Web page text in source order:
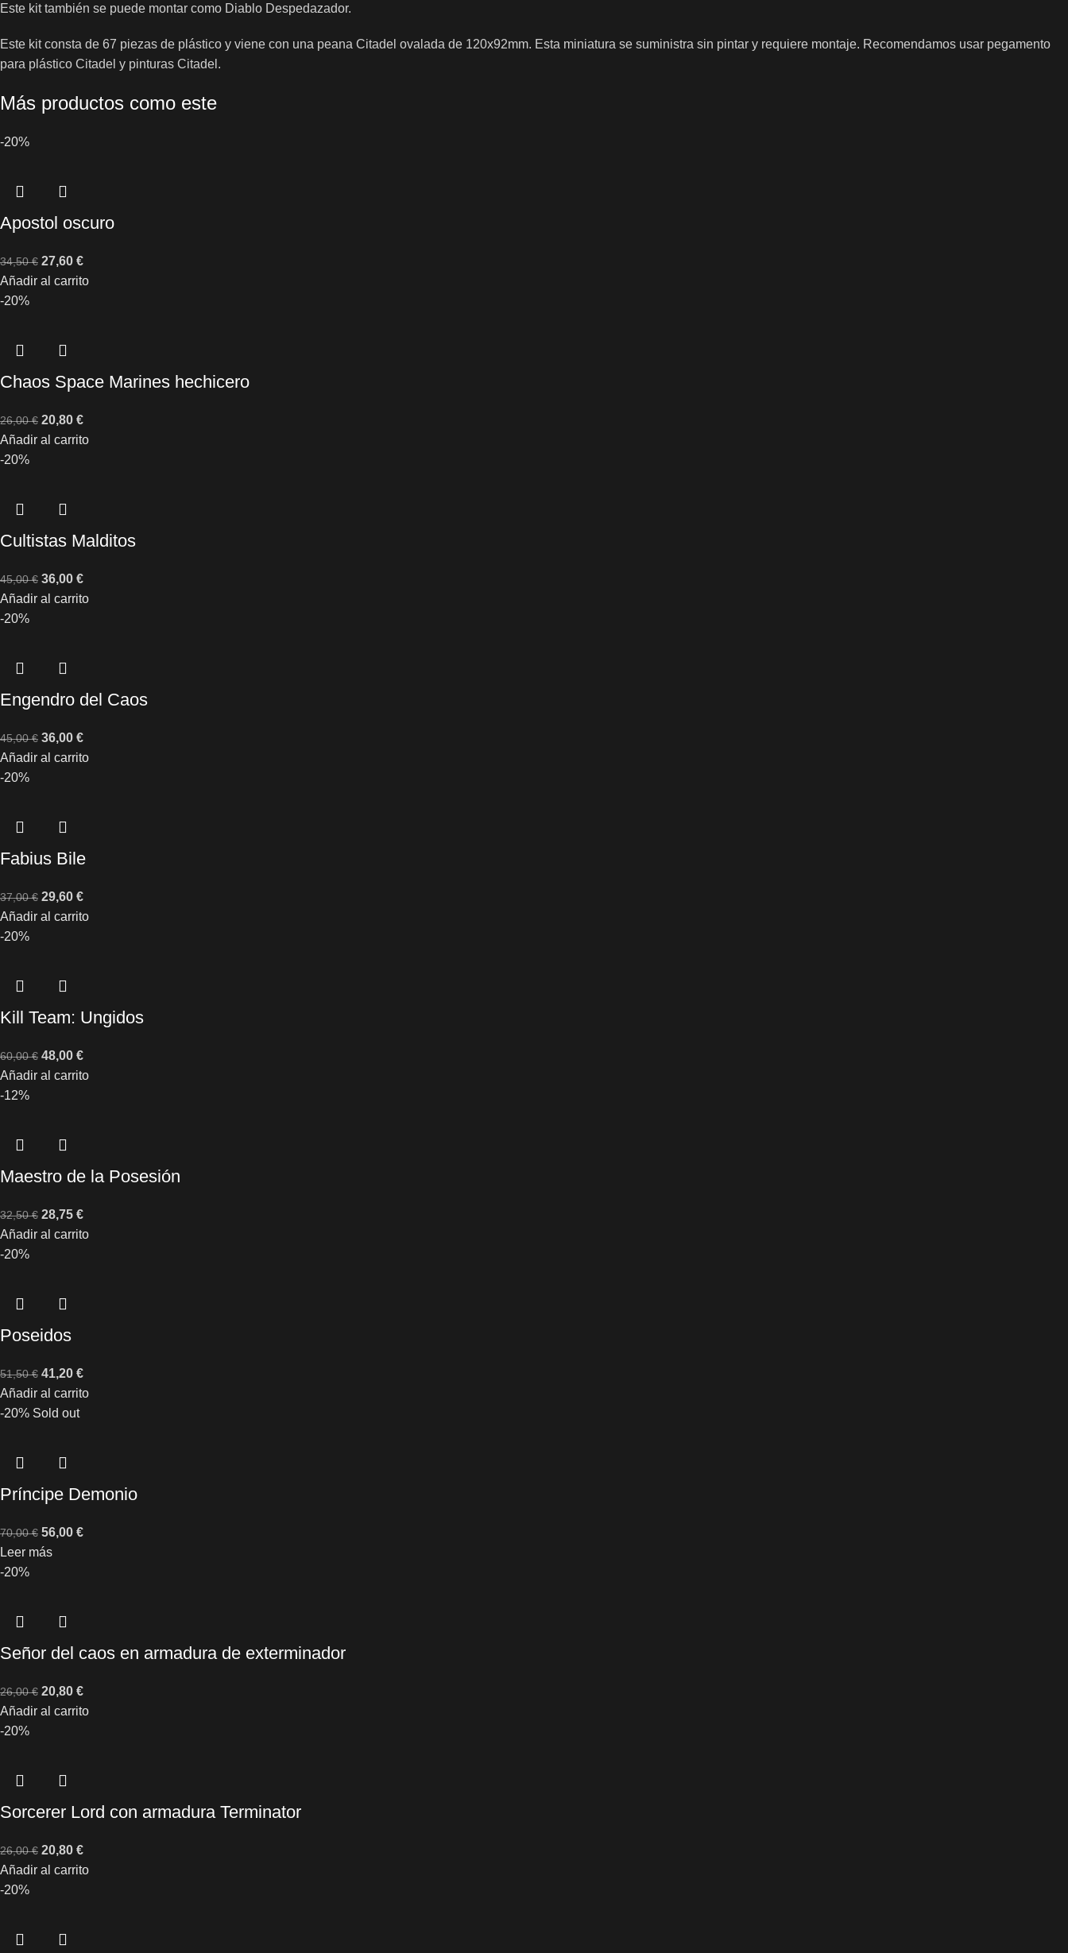
Este kit también se puede montar como Diablo Despedazador.
Este kit consta de 67 piezas de plástico y viene con una peana Citadel ovalada de 120x92mm. Esta miniatura se suministra sin pintar y requiere montaje. Recomendamos usar pegamento
para plástico Citadel y pinturas Citadel.
Más productos como este
-20%
Apostol oscuro
34,50€ 27,60 €
Añadir al carrito
-20%
Chaos Space Marines hechicero
26,00€ 20,80 €
Añadir al carrito
-20%
Cultistas Malditos
45,00€ 36,00 €
Añadir al carrito
-20%
Engendro del Caos
45,00€ 36,00 €
Añadir al carrito
-20%
Fabius Bile
37,00€ 29,60 €
Añadir al carrito
-20%
Kill Team: Ungidos
60,00€ 48,00 €
Añadir al carrito
-12%
Maestro de la Posesión
32,50€ 28,75 €
Añadir al carrito
-20%
Poseidos
51,50€ 41,20 €
Añadir al carrito
-20% Sold out
Príncipe Demonio
70,00€ 56,00 €
Leer más
-20%
Señor del caos en armadura de exterminador
26,00€ 20,80 €
Añadir al carrito
-20%
Sorcerer Lord con armadura Terminator
26,00€ 20,80 €
Añadir al carrito
-20%